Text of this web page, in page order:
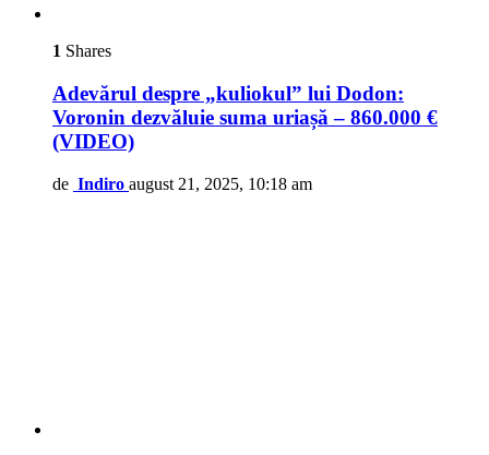
1 Shares
Adevărul despre „kuliokul” lui Dodon:
Voronin dezvăluie suma uriașă – 860.000 €
(VIDEO)
de Indiro august 21, 2025, 10:18 am